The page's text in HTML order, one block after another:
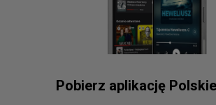
Pobierz aplikację